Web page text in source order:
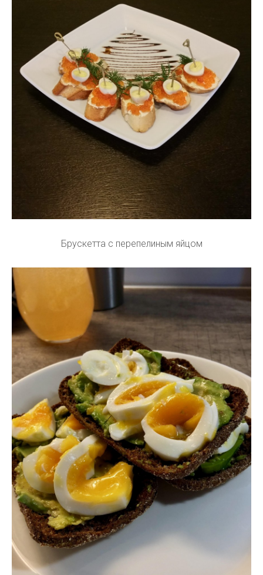
Брускетта с перепелиным яйцом